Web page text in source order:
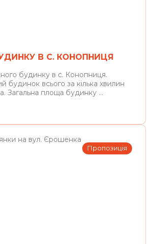
В С. КОНОПНИЦЯ
будинку в с. Конопниця.
будинок всього за кілька хвилин
Загальна площа будинку ...
Пропозиція